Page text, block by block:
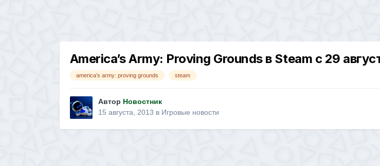
America’s Army: Proving Grounds в Steam с 29
america’s army: proving grounds steam
Автор Новостник
15 августа, 2013 в Игровые новости